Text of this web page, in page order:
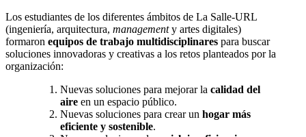
Los estudiantes de los diferentes ámbitos de La Salle-URL
(ingeniería, arquitectura, managementy artes digitales)
formaron equipos de trabajo multidisciplinares para buscar
soluciones innovadoras y creativas a los retos planteados por la
organización:
Nuevas soluciones para mejorar la calidad del
aire en un espacio público.
Nuevas soluciones para crear un hogar más
eficiente y sostenible.